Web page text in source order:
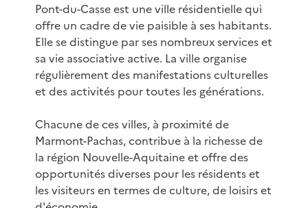
Pont-du-Casse est une ville résidentielle qui
offre un cadre de vie paisible à ses habitants.
Elle se distingue par ses nombreux services et
sa vie associative active. La ville organise
régulièrement des manifestations culturelles
et des activités pour toutes les générations.
Chacune de ces villes, à proximité de
Marmont-Pachas, contribue à la richesse de
la région Nouvelle-Aquitaine et offre des
opportunités diverses pour les résidents et
les visiteurs en termes de culture, de loisirs et